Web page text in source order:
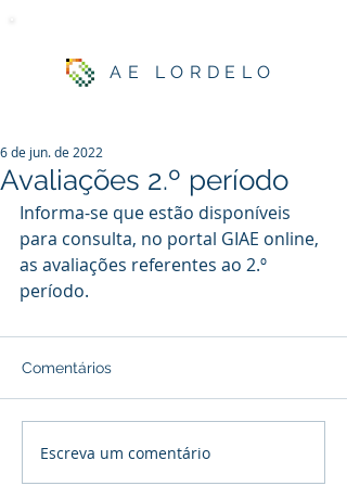
AE LORDELO
Avaliações 2.º período
6 de jun. de 2022
Informa-se que estão disponíveis
para consulta, no portal GIAE online,
as avaliações referentes ao 2.º
período.
Comentários
Escreva um comentário